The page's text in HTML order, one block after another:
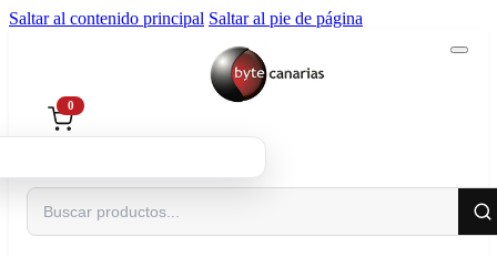
Saltar al contenido principal Saltar al pie de página
Buscar
0